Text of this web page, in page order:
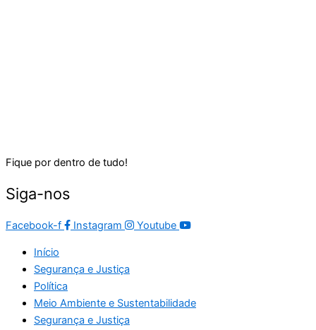
Fique por dentro de tudo!
Siga-nos
Facebook-f Instagram Youtube
Início
Segurança e Justiça
Política
Meio Ambiente e Sustentabilidade
Segurança e Justiça